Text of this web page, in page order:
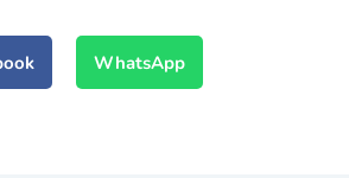
WhatsApp